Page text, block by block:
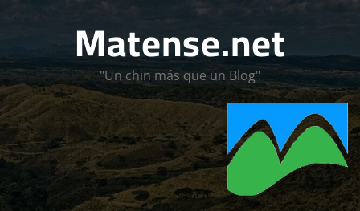
Matense.net
"Un chin más que un Blog"